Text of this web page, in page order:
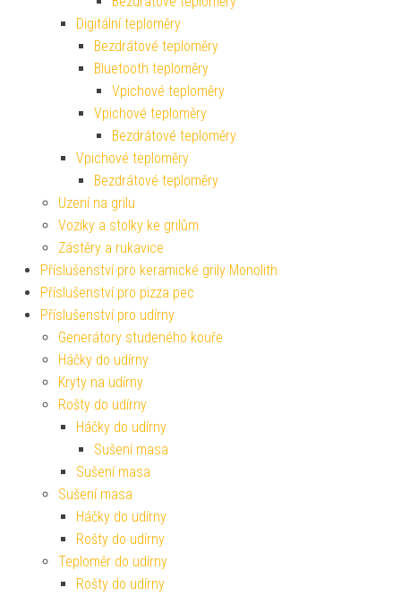
Digitální teploměry
Bezdrátové teploměry
Bluetooth teploměry
Vpichové teploměry
Vpichové teploměry
Bezdrátové teploměry
Vpichové teploměry
Bezdrátové teploměry
Uzení na grilu
Vozíky a stolky ke grilům
Zástěry a rukavice
Příslušenství pro keramické grily Monolith
Příslušenství pro pizza pec
Příslušenství pro udírny
Generátory studeného kouře
Háčky do udírny
Kryty na udírny
Rošty do udírny
Háčky do udírny
Sušení masa
Sušení masa
Sušení masa
Háčky do udírny
Rošty do udírny
Teploměr do udírny
Rošty do udírny